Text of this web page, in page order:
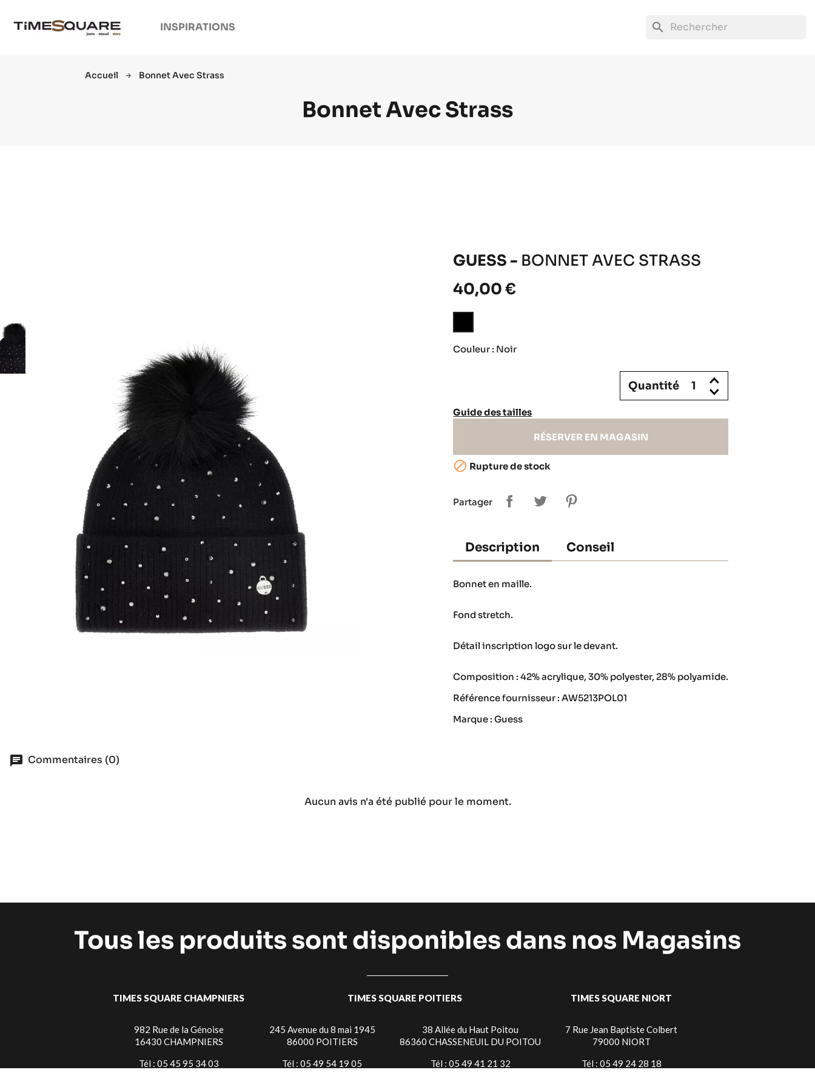
INSPIRATIONS search
Accueil Bonnet Avec Strass
Bonnet Avec Strass
GUESS - BONNET AVEC STRASS
40,00 €
Couleur : Noir
Quantité
Guide des tailles
RÉSERVER EN MAGASIN
 Rupture de stock
Partager
Description Conseil
Bonnet en maille.
Fond stretch.
Détail inscription logo sur le devant.
Composition : 42% acrylique, 30% polyester, 28% polyamide.
Référence fournisseur : AW5213POL01
Marque : Guess
Commentaires (0)
Aucun avis n'a été publié pour le moment.
Tous les produits sont disponibles dans nos Magasins
TIMES SQUARE CHAMPNIERS
982 Rue de la Génoise
16430 CHAMPNIERS
Tél : 05 45 95 34 03
TIMES SQUARE POITIERS
245 Avenue du 8 mai 1945
86000 POITIERS
Tél : 05 49 54 19 05
38 Allée du Haut Poitou
86360 CHASSENEUIL DU POITOU
Tél : 05 49 41 21 32
TIMES SQUARE NIORT
7 Rue Jean Baptiste Colbert
79000 NIORT
Tél : 05 49 24 28 18